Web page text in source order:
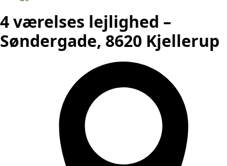
4 værelses lejlighed –
Søndergade, 8620 Kjellerup